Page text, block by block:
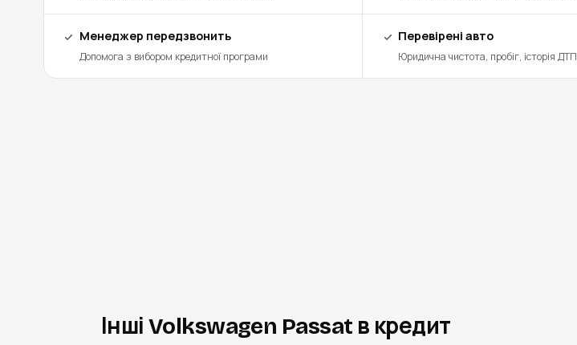
Менеджер передзвонить
Допомога з вибором кредитної програми
Перевірені авто
Юридична чистота, пробіг, історія ДТП
Інші Volkswagen Passat в кредит